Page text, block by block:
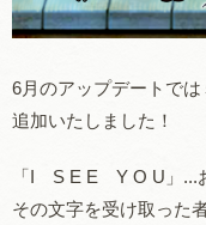
6月のアップデートで
追加いたしました！
「I S E E Y O U」...
その文字を受け取った